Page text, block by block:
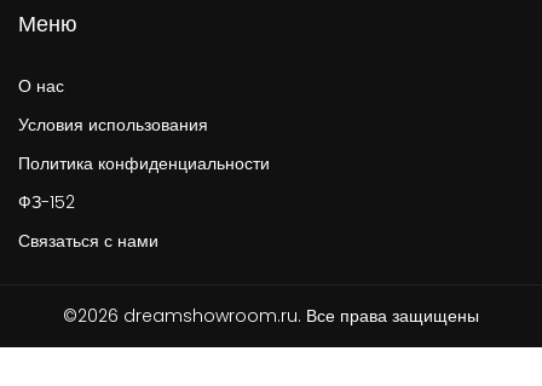
Меню
О нас
Условия использования
Политика конфиденциальности
ФЗ-152
Связаться с нами
©2026 dreamshowroom.ru. Все права защищены